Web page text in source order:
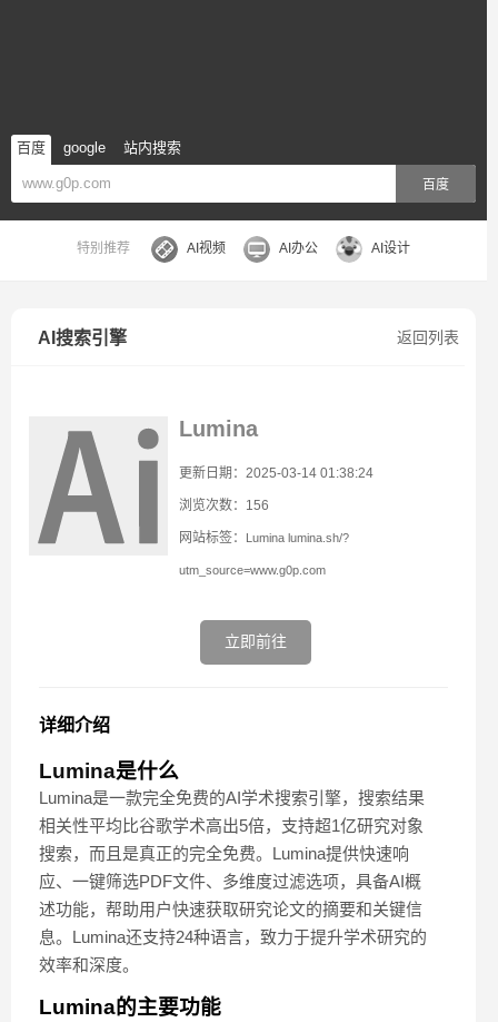
百度 google 站内搜索
百度
特别推荐 AI视频 AI办公 AI设计
返回列表
AI搜索引擎
Lumina
更新日期：2025-03-14 01:38:24
浏览次数：156
网站标签： Lumina lumina.sh/?
utm_source=www.g0p.com
立即前往
详细介绍
Lumina是什么
Lumina是一款完全免费的AI学术搜索引擎，搜索结果
相关性平均比谷歌学术高出5倍，支持超1亿研究对象
搜索，而且是真正的完全免费。Lumina提供快速响
应、一键筛选PDF文件、多维度过滤选项，具备AI概
述功能，帮助用户快速获取研究论文的摘要和关键信
息。Lumina还支持24种语言，致力于提升学术研究的
效率和深度。
Lumina的主要功能